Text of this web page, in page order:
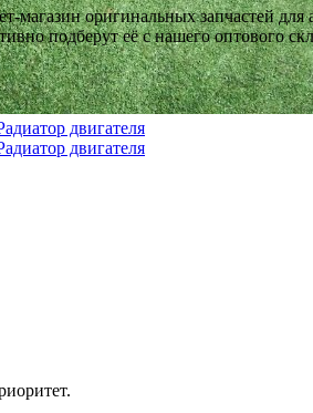
оригинальных запчастей для
подберут её с нашего оптового